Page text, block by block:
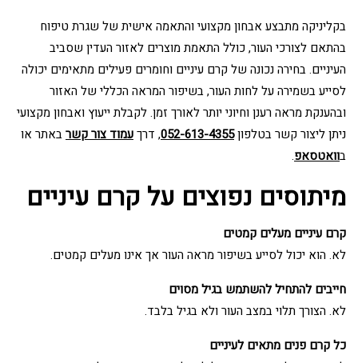
בקליניקה מתבצע אבחון מקצועי והתאמה אישית של שגרת טיפוח
בהתאם לצורכי העור, כולל התאמת מוצרים לאזור העדין שסביב
העיניים. בחירה נכונה של קרם עיניים וחומרים פעילים מתאימים יכולה
לסייע בשמירה על לחות העור, בשיפור המראה הכללי של האזור
ובהענקת מראה רענן וחיוני יותר לאורך זמן. לקבלת ייעוץ ואבחון מקצועי
ניתן ליצור קשר בטלפון052-613-4355, דרךעמוד צור קשרבאתר או
בוואטסאפ.
מיתוסים נפוצים על קרם עיניים
קרם עיניים מעלים קמטים
לא. הוא יכול לסייע בשיפור מראה העור אך אינו מעלים קמטים.
חייבים להתחיל להשתמש בגיל מסוים
לא. הצורך תלוי במצב העור ולא בגיל בלבד.
כל קרם פנים מתאים לעיניים